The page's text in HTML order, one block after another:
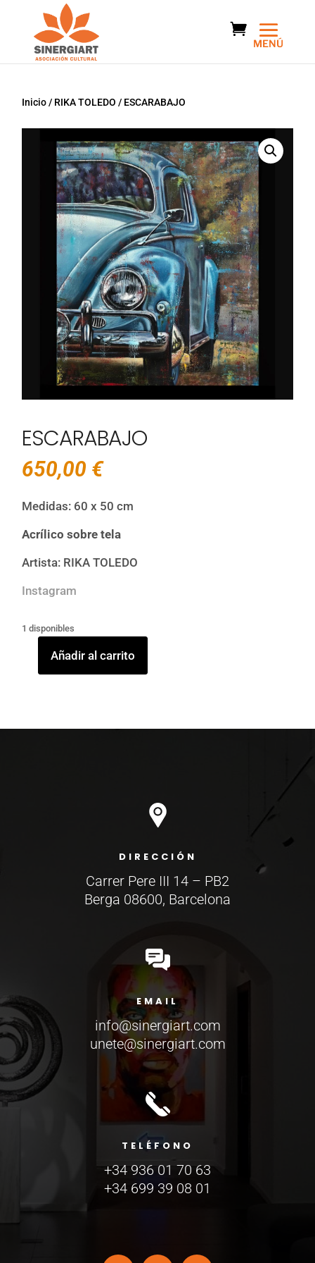
Inicio/ RIKA TOLEDO / ESCARABAJO
ESCARABAJO
650,00 €
Medidas: 60 x 50 cm
Acrílico sobre tela
Artista: RIKA TOLEDO
Instagram
1 disponibles
ESCARABAJO
Añadir al carrito
DIRECCIÓN
Carrer Pere III 14 – PB2
Berga 08600, Barcelona
EMAIL
info@sinergiart.com
unete@sinergiart.com
TELÉFONO
+34 936 01 70 63
+34 699 39 08 01